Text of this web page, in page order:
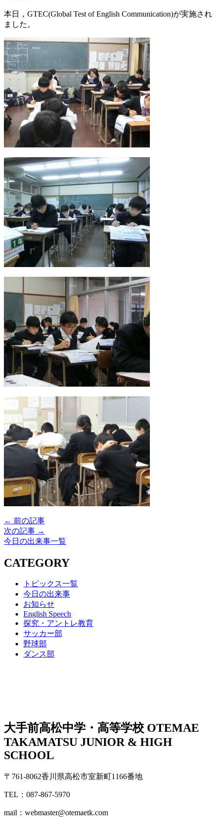
本日，GTEC(Global Test of English Communication)が実施され
ました。
← 前の記事
次の記事 →
今日の出来事一覧
CATEGORY
トピックス一覧
今日の出来事
お知らせ
English Speech
探究・アントレ教育
サッカー部
野球部
ダンス部
大手前高松中学・高等学校 OTEMAE
TAKAMATSU JUNIOR & HIGH
SCHOOL
〒761-8062香川県高松市室新町1166番地
TEL：087-867-5970
mail：webmaster@otemaetk.com